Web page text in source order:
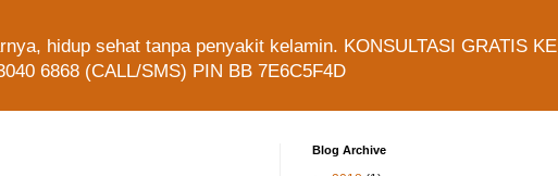
hidup sehat tanpa penyakit kelamin. KONSULTASI GRATIS KE
6868 (CALL/SMS) PIN BB 7E6C5F4D
Blog Archive